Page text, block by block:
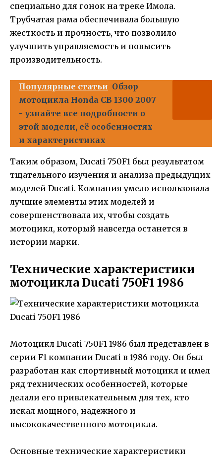
специально для гонок на треке Имола.
Трубчатая рама обеспечивала большую
жесткость и прочность, что позволило
улучшить управляемость и повысить
производительность.
Популярные статьи Обзор
мотоцикла Honda CB 1300 2007
- узнайте все подробности о
этой модели, её особенностях
и характеристиках
Таким образом, Ducati 750F1 был результатом
тщательного изучения и анализа предыдущих
моделей Ducati. Компания умело использовала
лучшие элементы этих моделей и
совершенствовала их, чтобы создать
мотоцикл, который навсегда останется в
истории марки.
Технические характеристики
мотоцикла Ducati 750F1 1986
Мотоцикл Ducati 750F1 1986 был представлен в
серии F1 компании Ducati в 1986 году. Он был
разработан как спортивный мотоцикл и имел
ряд технических особенностей, которые
делали его привлекательным для тех, кто
искал мощного, надежного и
высококачественного мотоцикла.
Основные технические характеристики